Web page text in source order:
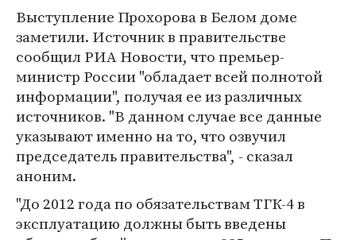
Выступление Прохорова в Белом доме
заметили. Источник в правительстве
сообщил РИА Новости, что премьер-
министр России "обладает всей полнотой
информации", получая ее из различных
источников. "В данном случае все данные
указывают именно на то, что озвучил
председатель правительства", - сказал
аноним.
"До 2012 года по обязательствам ТГК-4 в
эксплуатацию должны быть введены